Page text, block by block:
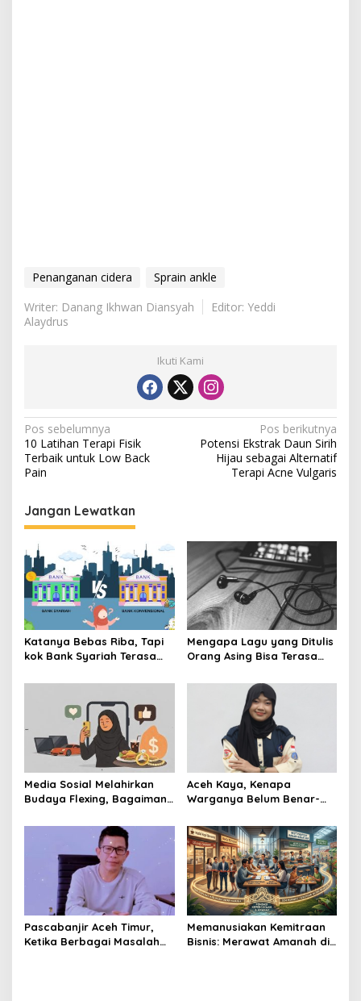
Penanganan cidera
Sprain ankle
Writer: Danang Ikhwan Diansyah
Editor: Yeddi
Alaydrus
Ikuti Kami
N
a
v
i
g
a
s
i
p
o
s
Pos sebelumnya
10 Latihan Terapi Fisik
Terbaik untuk Low Back
Pain
Pos berikutnya
Potensi Ekstrak Daun Sirih
Hijau sebagai Alternatif
Terapi Acne Vulgaris
Jangan Lewatkan
Katanya Bebas Riba, Tapi
kok Bank Syariah Terasa
Mengapa Lagu yang Ditulis
Orang Asing Bisa Terasa
Media Sosial Melahirkan
Budaya Flexing, Bagaimana
Aceh Kaya, Kenapa
Warganya Belum Benar-
Pascabanjir Aceh Timur,
Ketika Berbagai Masalah
Memanusiakan Kemitraan
Bisnis: Merawat Amanah di